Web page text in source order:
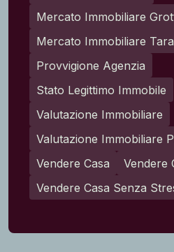
Mercato Immobiliare
Mercato Immobiliare
Provvigione Agenzia
Stato Legittimo Immobile
Valutazione Immobiliare
Valutazione Immobiliare
Vendere Casa
Vendere
Vendere Casa Senza